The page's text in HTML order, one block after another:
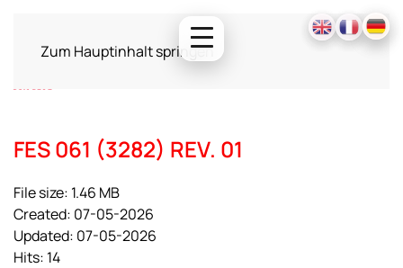
Zum Hauptinhalt springen
FES 061 (3282) REV. 01
File size: 1.46 MB
Created: 07-05-2026
Updated: 07-05-2026
Hits: 14